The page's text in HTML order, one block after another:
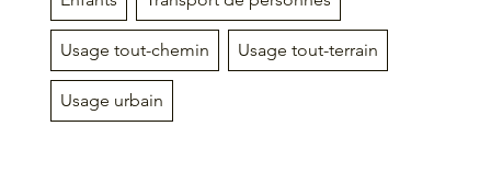
Usage tout-chemin Usage tout-terrain
Usage urbain